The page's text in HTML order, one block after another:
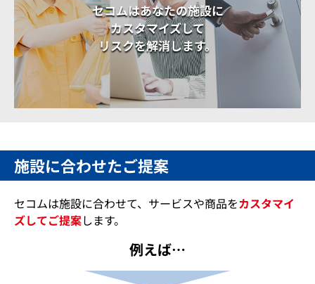
セコムはあなたの施設に
カスタマイズして
リスクを解消します。
施設に合わせたご提案
セコムは施設に合わせて、サービスや商品をカスタマイ
ズしてご提案します。
例えば…